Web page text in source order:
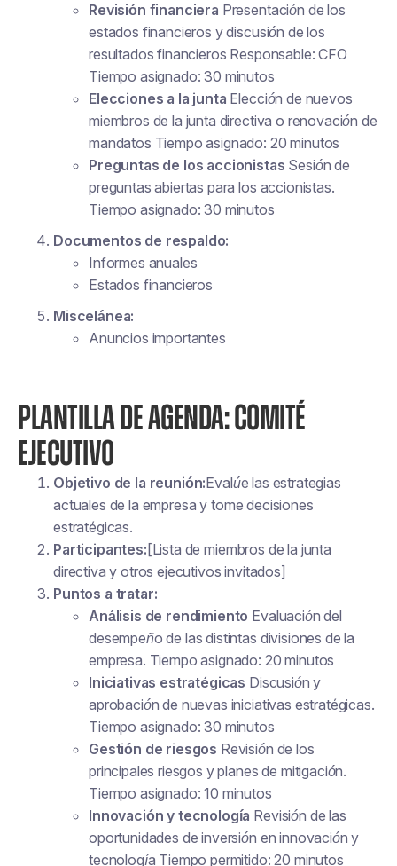
Revisión financiera Presentación de los
estados financieros y discusión de los
resultados financieros Responsable: CFO
Tiempo asignado: 30 minutos
Elecciones a la junta Elección de nuevos
miembros de la junta directiva o renovación de
mandatos Tiempo asignado: 20 minutos
Preguntas de los accionistas Sesión de
preguntas abiertas para los accionistas.
Tiempo asignado: 30 minutos
Documentos de respaldo:
Informes anuales
Estados financieros
Miscelánea:
Anuncios importantes
PLANTILLA DE AGENDA: COMITÉ
EJECUTIVO
Objetivo de la reunión:Evalúe las estrategias
actuales de la empresa y tome decisiones
estratégicas.
Participantes: [Lista de miembros de la junta
directiva y otros ejecutivos invitados]
Puntos a tratar:
Análisis de rendimiento Evaluación del
desempeño de las distintas divisiones de la
empresa. Tiempo asignado: 20 minutos
Iniciativas estratégicas Discusión y
aprobación de nuevas iniciativas estratégicas.
Tiempo asignado: 30 minutos
Gestión de riesgos Revisión de los
principales riesgos y planes de mitigación.
Tiempo asignado: 10 minutos
Innovación y tecnología Revisión de las
oportunidades de inversión en innovación y
tecnología Tiempo permitido: 20 minutos